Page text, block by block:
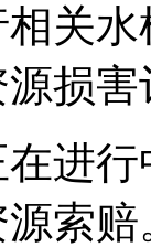
关
损害
进
索赔